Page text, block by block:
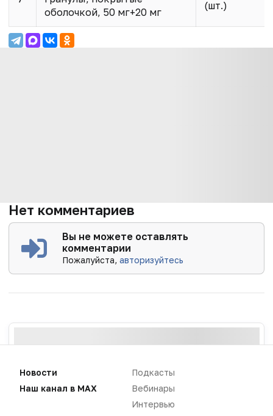
оболочкой, 50 мг+20 мг
(шт.)
Нет комментариев
Вы не можете оставлять
комментарии
Пожалуйста,авторизуйтесь
Новости
Наш канал в MAX
Подкасты
Вебинары
Интервью